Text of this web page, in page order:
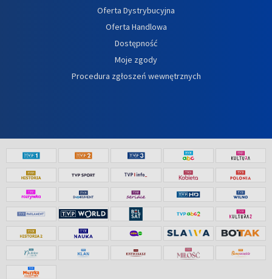
Oferta Dystrybucyjna
Oferta Handlowa
Dostępność
Moje zgody
Procedura zgłoszeń wewnętrznych